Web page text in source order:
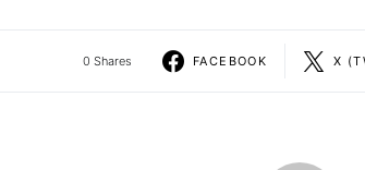
0 Shares FACEBOOK X